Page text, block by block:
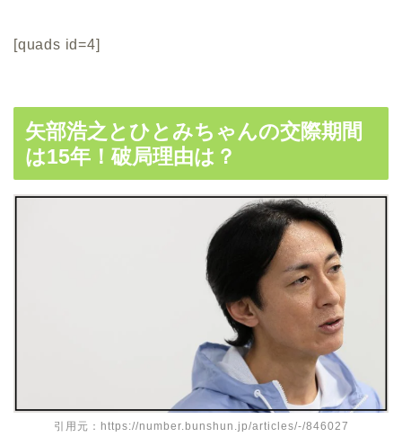
[quads id=4]
矢部浩之とひとみちゃんの交際期間
は15年！破局理由は？
引用元：https://number.bunshun.jp/articles/-/846027